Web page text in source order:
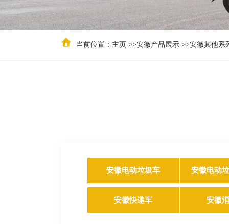
当前位置： 主页 >>安徽产品展示 >>安徽其他系
安徽电动垃圾车 安徽电动
安徽快递车 安徽